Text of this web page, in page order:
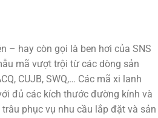
– hay còn gọi là ben hơi của SNS
mã vượt trội từ các dòng sản
CUJB, SWQ,… Các mã xi lanh
đủ các kích thước đường kính và
trâu phục vụ nhu cầu lắp đặt và sản